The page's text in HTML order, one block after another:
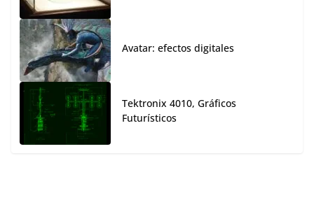
Avatar: efectos digitales
Tektronix 4010, Gráficos
Futurísticos